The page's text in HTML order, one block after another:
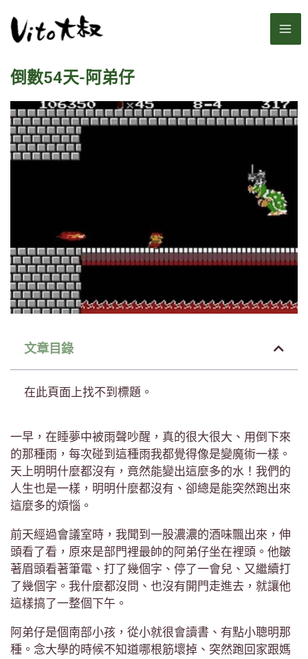
至
內倒數54天-阿弟仔
文章目錄
在此頁面上找不到標題。
一早，在睡夢中被雨聲吵醒，真的很大很大、用倒下來
的那種雨，每次碰到這種雨我都覺得像是變魔術一樣。
天上明明什麼都沒有，竟然能變出這麼多的水！我們的
人生也是一樣，明明什麼都沒有、卻總是能突然跑出來
這麼多的煩惱。
前天經過會議室時，我聞到一股濃濃的酒味飄出來，伸
頭看了看，原來是部門裡最帥的阿弟仔坐在裡頭。他皺
著眉頭看著筆電、打了幾個字、停了一會兒、又繼續打
了幾個字。我什麼都沒問、也沒有開門走進去，就讓他
這樣搞了一整個下午。
阿弟仔是個南部小孩，從小就很會讀書、有點小聰明那
種。念大學的時候不知道哪根筋壞掉、突然跑回家跟媽